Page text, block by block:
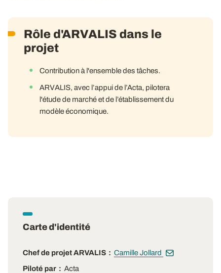
Rôle d'ARVALIS dans le
projet
Contribution à l'ensemble des tâches.
ARVALIS, avec l’appui de l’Acta, pilotera
l'étude de marché et de l’établissement du
modèle économique.
Carte d'identité
Chef de projet ARVALIS
Camille Jollard
Piloté par
Acta